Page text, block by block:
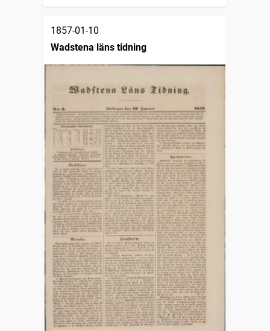
1857-01-10
Wadstena läns tidning